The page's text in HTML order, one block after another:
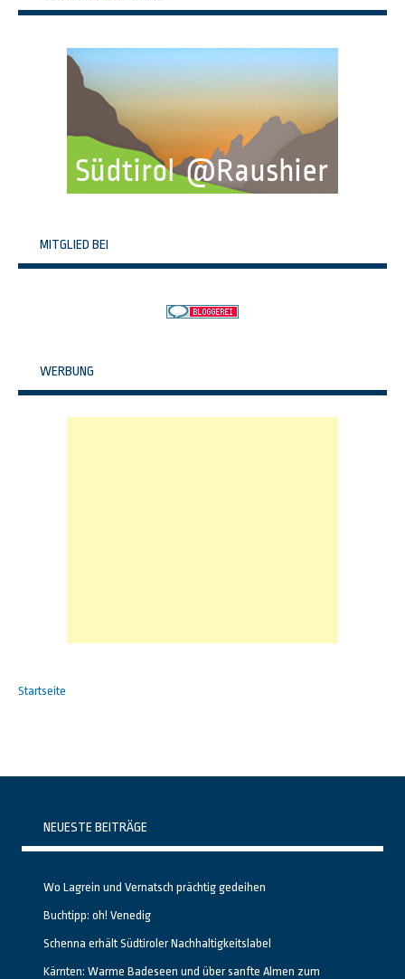
MITGLIED BEI
WERBUNG
Startseite
NEUESTE BEITRÄGE
Wo Lagrein und Vernatsch prächtig gedeihen
Buchtipp: oh! Venedig
Schenna erhält Südtiroler Nachhaltigkeitslabel
Kärnten: Warme Badeseen und über sanfte Almen zum